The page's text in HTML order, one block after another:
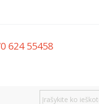
624 55458